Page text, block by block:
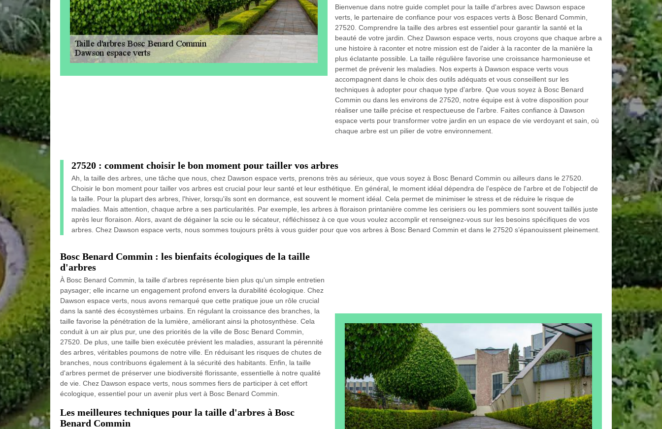
Bienvenue dans notre guide complet pour la taille d'arbres avec Dawson espace
verts, le partenaire de confiance pour vos espaces verts à Bosc Benard Commin,
27520. Comprendre la taille des arbres est essentiel pour garantir la santé et la
beauté de votre jardin. Chez Dawson espace verts, nous croyons que chaque arbre a
une histoire à raconter et notre mission est de l'aider à la raconter de la manière la
plus éclatante possible. La taille régulière favorise une croissance harmonieuse et
permet de prévenir les maladies. Nos experts à Dawson espace verts vous
accompagnent dans le choix des outils adéquats et vous conseillent sur les
techniques à adopter pour chaque type d'arbre. Que vous soyez à Bosc Benard
Commin ou dans les environs de 27520, notre équipe est à votre disposition pour
réaliser une taille précise et respectueuse de l'arbre. Faites confiance à Dawson
espace verts pour transformer votre jardin en un espace de vie verdoyant et sain, où
chaque arbre est un pilier de votre environnement.
27520 : comment choisir le bon moment pour tailler vos arbres
Ah, la taille des arbres, une tâche que nous, chez Dawson espace verts, prenons très au sérieux, que vous soyez à Bosc Benard Commin ou ailleurs dans le 27520.
Choisir le bon moment pour tailler vos arbres est crucial pour leur santé et leur esthétique. En général, le moment idéal dépendra de l'espèce de l'arbre et de l'objectif de
la taille. Pour la plupart des arbres, l'hiver, lorsqu'ils sont en dormance, est souvent le moment idéal. Cela permet de minimiser le stress et de réduire le risque de
maladies. Mais attention, chaque arbre a ses particularités. Par exemple, les arbres à floraison printanière comme les cerisiers ou les pommiers sont souvent taillés juste
après leur floraison. Alors, avant de dégainer la scie ou le sécateur, réfléchissez à ce que vous voulez accomplir et renseignez-vous sur les besoins spécifiques de vos
arbres. Chez Dawson espace verts, nous sommes toujours prêts à vous guider pour que vos arbres à Bosc Benard Commin et dans le 27520 s’épanouissent pleinement.
Bosc Benard Commin : les bienfaits écologiques de la taille
d'arbres
À Bosc Benard Commin, la taille d'arbres représente bien plus qu'un simple entretien
paysager; elle incarne un engagement profond envers la durabilité écologique. Chez
Dawson espace verts, nous avons remarqué que cette pratique joue un rôle crucial
dans la santé des écosystèmes urbains. En régulant la croissance des branches, la
taille favorise la pénétration de la lumière, améliorant ainsi la photosynthèse. Cela
conduit à un air plus pur, une des priorités de la ville de Bosc Benard Commin,
27520. De plus, une taille bien exécutée prévient les maladies, assurant la pérennité
des arbres, véritables poumons de notre ville. En réduisant les risques de chutes de
branches, nous contribuons également à la sécurité des habitants. Enfin, la taille
d'arbres permet de préserver une biodiversité florissante, essentielle à notre qualité
de vie. Chez Dawson espace verts, nous sommes fiers de participer à cet effort
écologique, essentiel pour un avenir plus vert à Bosc Benard Commin.
Les meilleures techniques pour la taille d'arbres à Bosc
Benard Commin